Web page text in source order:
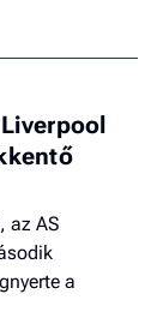
az AS
a